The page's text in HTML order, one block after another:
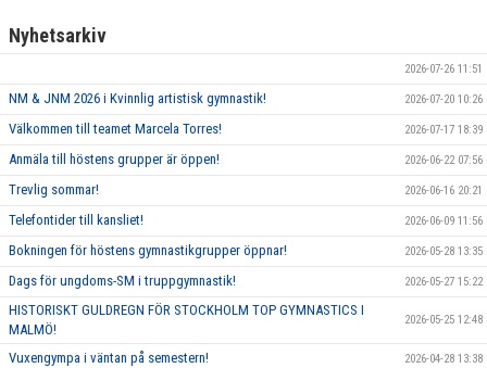
Nyhetsarkiv
2026-07-26 11:51
NM & JNM 2026 i Kvinnlig artistisk gymnastik! 2026-07-20 10:26
Välkommen till teamet Marcela Torres! 2026-07-17 18:39
Anmäla till höstens grupper är öppen! 2026-06-22 07:56
Trevlig sommar! 2026-06-16 20:21
Telefontider till kansliet! 2026-06-09 11:56
Bokningen för höstens gymnastikgrupper öppnar! 2026-05-28 13:35
Dags för ungdoms-SM i truppgymnastik! 2026-05-27 15:22
HISTORISKT GULDREGN FÖR STOCKHOLM TOP GYMNASTICS I
MALMÖ!
2026-05-25 12:48
Vuxengympa i väntan på semestern! 2026-04-28 13:38